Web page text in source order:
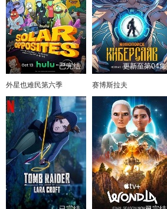
已完结
外星也难民第六季
更新至第04集
赛博斯拉夫